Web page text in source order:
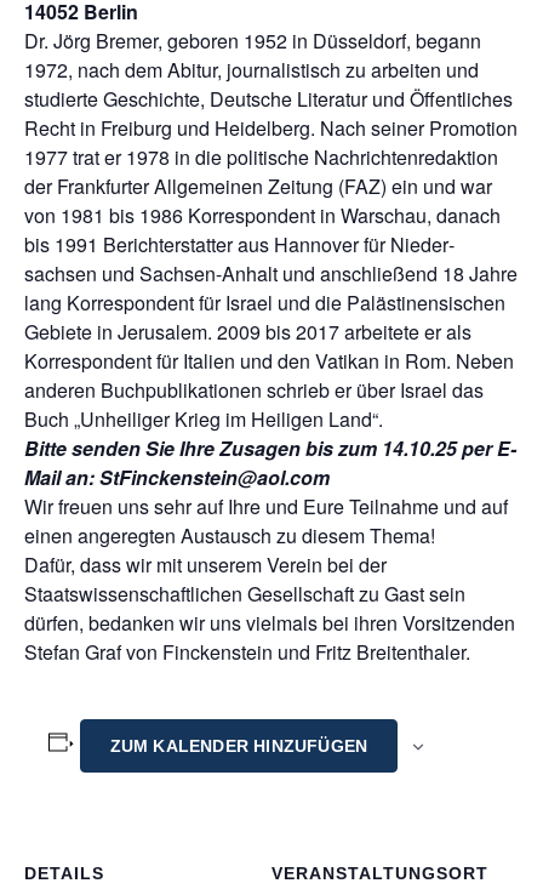
14052 Berlin
Dr. Jörg Bremer, geboren 1952 in Düsseldorf, begann
1972, nach dem Abitur, journalistisch zu arbeiten und
studierte Geschichte, Deutsche Literatur und Öffentliches
Recht in Freiburg und Heidelberg. Nach seiner Promotion
1977 trat er 1978 in die politische Nachrichten­redaktion
der Frankfurter Allgemeinen Zeitung (FAZ) ein und war
von 1981 bis 1986 Korrespondent in Warschau, danach
bis 1991 Berichterstatter aus Hannover für Nieder­
sachsen und Sachsen-Anhalt und anschließend 18 Jahre
lang Korrespondent für Israel und die Palästinensischen
Gebiete in Jerusalem. 2009 bis 2017 arbeitete er als
Korrespondent für Italien und den Vatikan in Rom. Neben
anderen Buchpublikationen schrieb er über Israel das
Buch „Unheiliger Krieg im Heiligen Land“.
Bitte senden Sie Ihre Zusagen bis zum 14.10.25 per E-
Mail an: StFinckenstein@aol.com
Wir freuen uns sehr auf Ihre und Eure Teilnahme und auf
einen angeregten Austausch zu diesem Thema!
Dafür, dass wir mit unserem Verein bei der
Staatswissenschaftlichen Gesellschaft zu Gast sein
dürfen, bedanken wir uns vielmals bei ihren Vorsitzenden
Stefan Graf von Finckenstein und Fritz Breitenthaler.
ZUM KALENDER HINZUFÜGEN
DETAILS VERANSTALTUNGSORT